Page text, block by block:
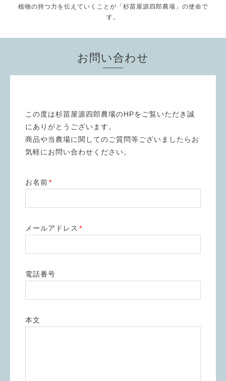
植物の持つ力を伝えていくことが「杉苗屋源四郎農場」の使命で
す。
お問い合わせ
この度は杉苗屋源四郎農場のHPをご覧いただき誠
にありがとうございます。
商品や当農場に関してのご質問等ございましたらお
気軽にお問い合わせください。
お名前*
メールアドレス *
電話番号
本文